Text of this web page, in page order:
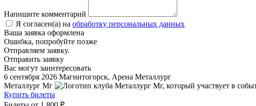
Напишите комментарий
Я согласен(а) на обработку персональных данных
Ваша заявка оформлена
Ошибка, попробуйте позже
Отправляем заявку.
Отправить заявку
Вас могут заинтересовать
6 сентября 2026 Магнитогорск, Арена Металлург
Металлург Мг
Купить билеты